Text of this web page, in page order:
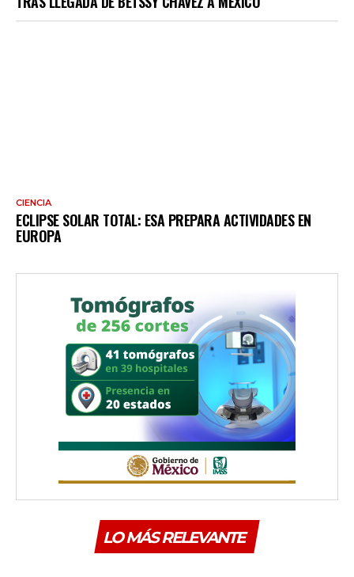
CIENCIA
ECLIPSE SOLAR TOTAL: ESA PREPARA ACTIVIDADES EN
EUROPA
LO MÁS RELEVANTE